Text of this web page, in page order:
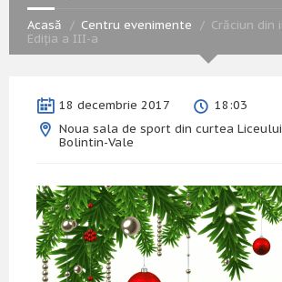
Acasă Centru evenimente
Crăciun din
Ediția a III-a
18 decembrie 2017
18:03
Noua sala de sport din curtea
Bolintin-Vale